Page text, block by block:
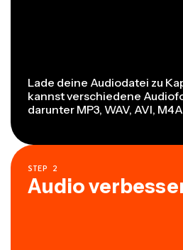
Lade deine Audiodatei zu
kannst verschiedene
darunter MP3, WAV, AVI,
STEP 2
Audio